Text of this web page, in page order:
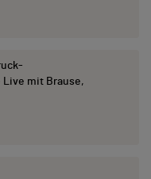
mit Brause,